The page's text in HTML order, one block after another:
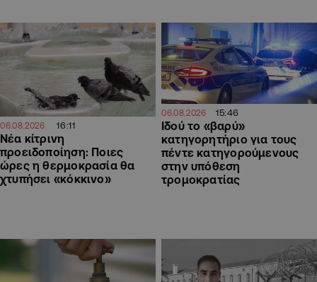
06.08.2026 16:11
Νέα κίτρινη
προειδοποίηση: Ποιες
ώρες η θερμοκρασία θα
χτυπήσει «κόκκινο»
06.08.2026 15:46
Ιδού το «βαρύ»
κατηγορητήριο για τους
πέντε κατηγορούμενους
στην υπόθεση
τρομοκρατίας